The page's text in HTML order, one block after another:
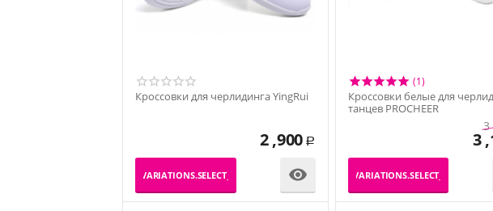
Кроссовки для черлидинга YingRui
2 ,900 Р
_PRODUCT_VARIATIONS.SELECT_VARIATION 
(1)
Кроссовки белые для
танцев PROCHEER
3
3
_PRODUCT_VARIATIONS.SELECT_VARIATION